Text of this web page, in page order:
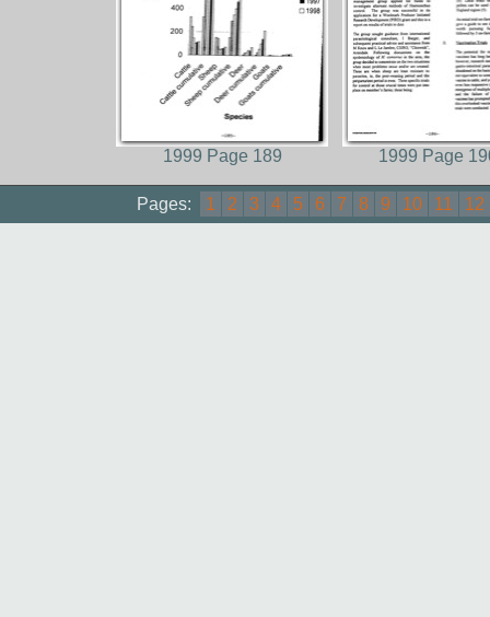
1999 Page 189 1999 Page
Pages: 1 2 3 4 5 6 7 8 9 10 11 12